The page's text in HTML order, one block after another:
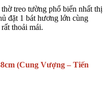
treo tường phổ biến nhất thị
đặt 1 bát hương lớn cùng
thoải mái.
(Cung Vượng – Tiến